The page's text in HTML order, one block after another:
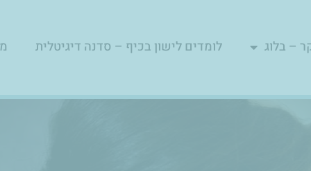
– בלוג לומדים לישון בכיף – סדנה דיגיטלית